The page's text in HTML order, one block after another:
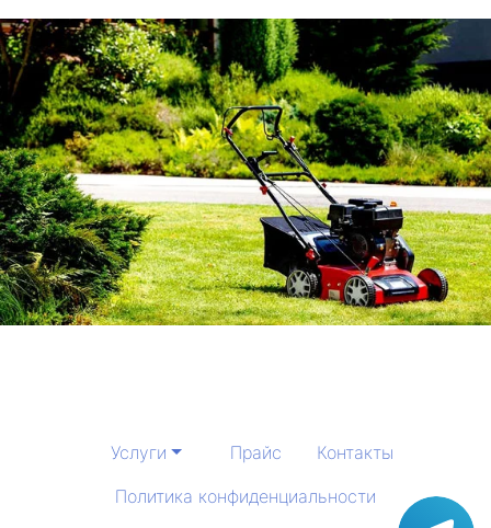
Услуги Прайс
Контакты
Политика конфиденциальности